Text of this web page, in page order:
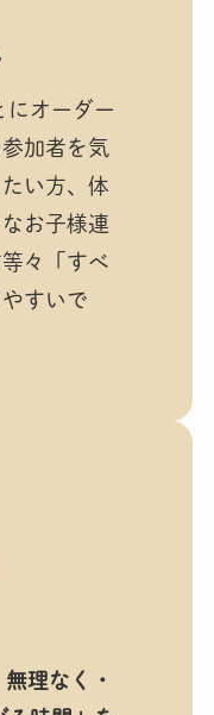
オーダー
加者を気
い方、体
お子様連
々「すべ
すいで
理なく・